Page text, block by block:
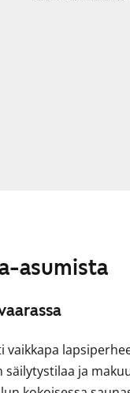
asumista
säilytystilaa ja